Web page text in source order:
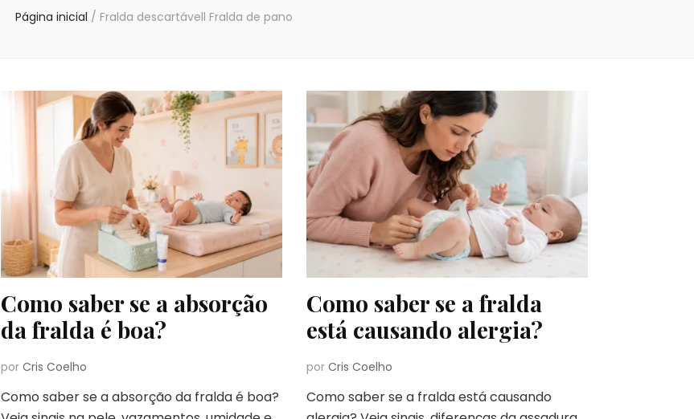
Página inicial / Fralda descartávell Fralda de pano
Como saber se a absorção
da fralda é boa?
por Cris Coelho
Como saber se a absorção da fralda é boa?
Como saber se a fralda
está causando alergia?
por Cris Coelho
Como saber se a fralda está causando